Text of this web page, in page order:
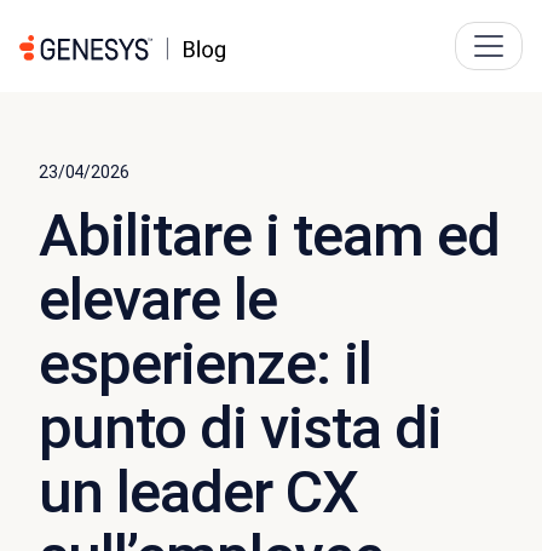
23/04/2026
Abilitare i team ed
elevare le
esperienze: il
punto di vista di
un leader CX